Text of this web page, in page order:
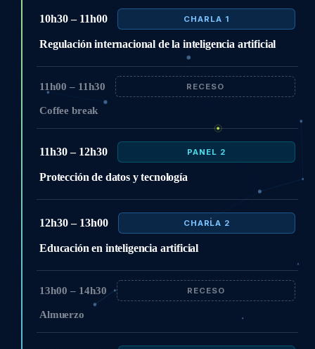
10h30 – 11h00 CHARLA 1
Regulación internacional de la inteligencia artificial
11h00 – 11h30 RECESO
Coffee break
11h30 – 12h30 PANEL 2
Protección de datos y tecnología
12h30 – 13h00 CHARLA 2
Educación en inteligencia artificial
13h00 – 14h30 RECESO
Almuerzo